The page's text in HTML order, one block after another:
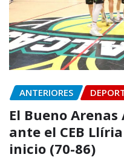
ANTERIORES
El Bueno
ante el CEB
inicio (70-86)